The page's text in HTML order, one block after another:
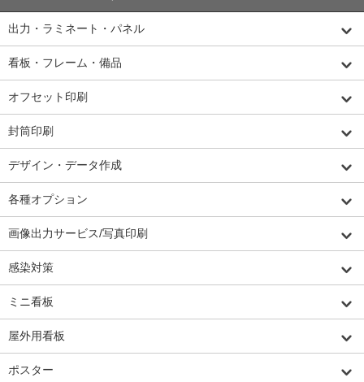
出力・ラミネート・パネル
看板・フレーム・備品
オフセット印刷
封筒印刷
デザイン・データ作成
各種オプション
画像出力サービス/写真印刷
感染対策
ミニ看板
屋外用看板
ポスター